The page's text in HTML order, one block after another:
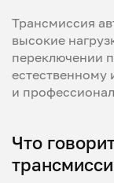
Трансмиссия
высокие
переключении
естественному
и
Что